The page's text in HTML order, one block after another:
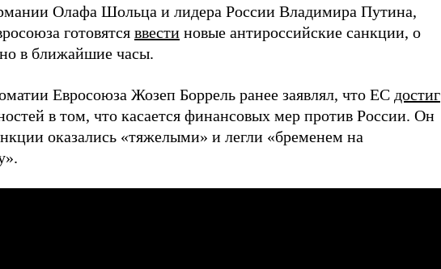
Олафа Шольца и лидера России Владимира Путина,
готовятся ввести новые антироссийские санкции, о
в ближайшие часы.
Евросоюза Жозеп Боррель ранее заявлял, что ЕС достиг
в том, что касается финансовых мер против России. Он
оказались «тяжелыми» и легли «бременем на